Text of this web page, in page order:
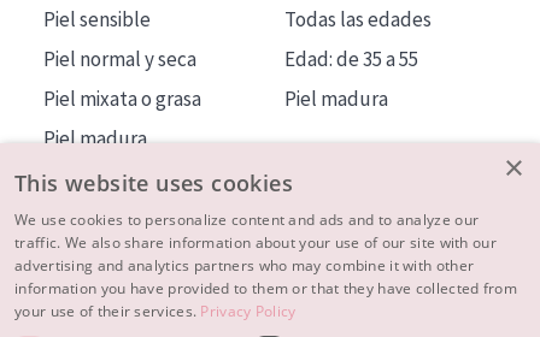
Piel sensible
Piel normal y seca
Piel mixata o grasa
Piel madura
Piel expuesta al sol
Piel menopáusica
Todas las edades
Edad: de 35 a 55
Piel madura
MÁS SOBRE NOSOTROS
INSPIRACIÓN
×
This website uses cookies
We use cookies to personalize content and ads and to analyze our
traffic. We also share information about your use of our site with our
advertising and analytics partners who may combine it with other
information you have provided to them or that they have collected from
your use of their services. Privacy Policy